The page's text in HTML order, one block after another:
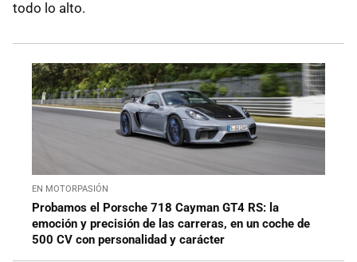
todo lo alto.
EN MOTORPASIÓN
Probamos el Porsche 718 Cayman GT4 RS: la
emoción y precisión de las carreras, en un coche de
500 CV con personalidad y carácter